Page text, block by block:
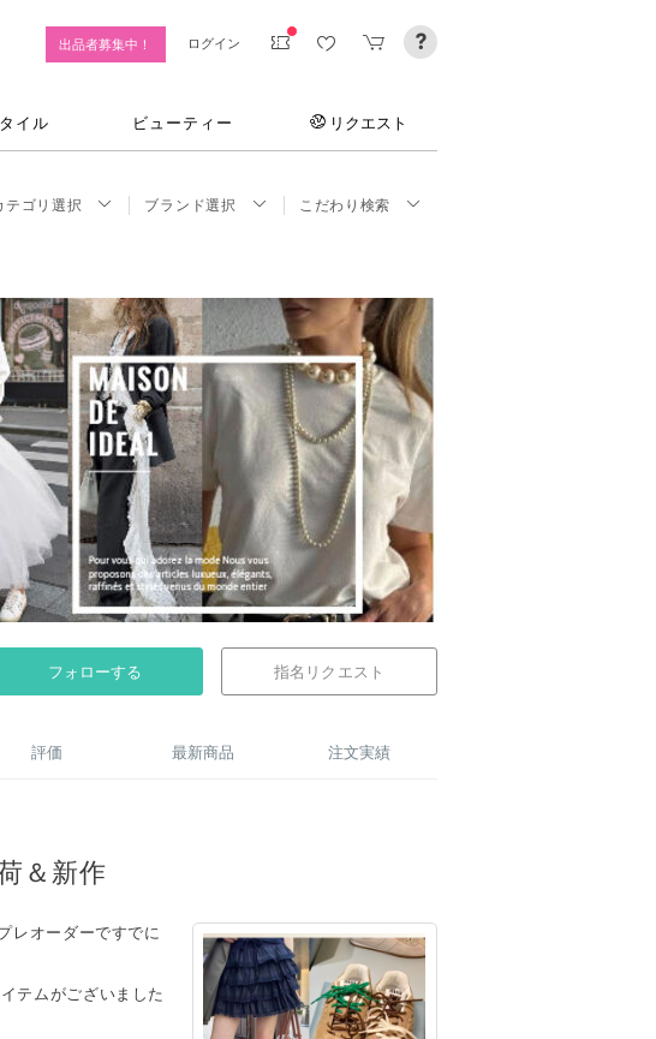
出品者募集中！ ログイン
イル ビューティー リクエスト
テゴリ選択 ブランド選択 こだわり検索
フォローする 指名リクエスト
評価 最新商品 注文実績
＆新作
レオーダーですでに
テムがございました